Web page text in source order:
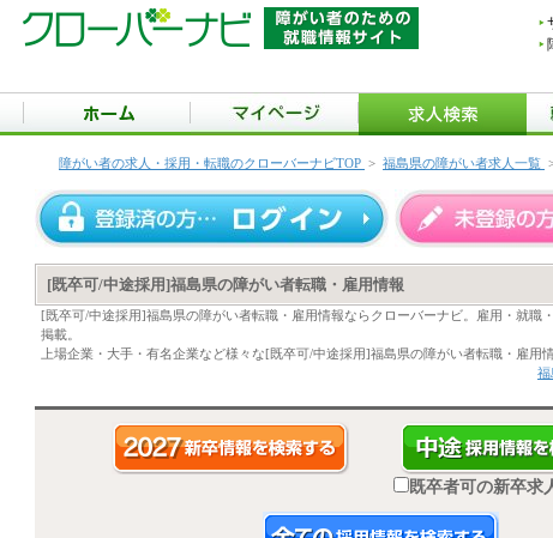
障がい者の求人・採用・転職のクローバーナビTOP > 福島県の障がい者求人一覧
[既卒可/中途採用]福島県の障がい者転職・雇用情報
[既卒可/中途採用]福島県の障がい者転職・雇用情報ならクローバーナビ。雇用・就職
掲載。
上場企業・大手・有名企業など様々な[既卒可/中途採用]福島県の障がい者転職・雇用
福
既卒者可の新卒求